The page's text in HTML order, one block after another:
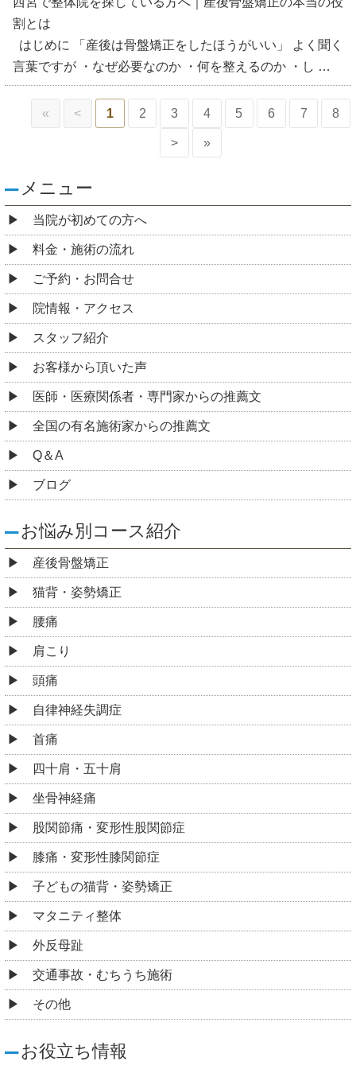
割とは
はじめに 「産後は骨盤矯正をしたほうがいい」 よく聞く
言葉ですが ・なぜ必要なのか ・何を整えるのか ・し …
« < 1 2 3 4 5 6 7 8
> »
メニュー
当院が初めての方へ
料金・施術の流れ
ご予約・お問合せ
院情報・アクセス
スタッフ紹介
お客様から頂いた声
医師・医療関係者・専門家からの推薦文
全国の有名施術家からの推薦文
Q＆A
ブログ
お悩み別コース紹介
産後骨盤矯正
猫背・姿勢矯正
腰痛
肩こり
頭痛
自律神経失調症
首痛
四十肩・五十肩
坐骨神経痛
股関節痛・変形性股関節症
膝痛・変形性膝関節症
子どもの猫背・姿勢矯正
マタニティ整体
外反母趾
交通事故・むちうち施術
その他
お役立ち情報